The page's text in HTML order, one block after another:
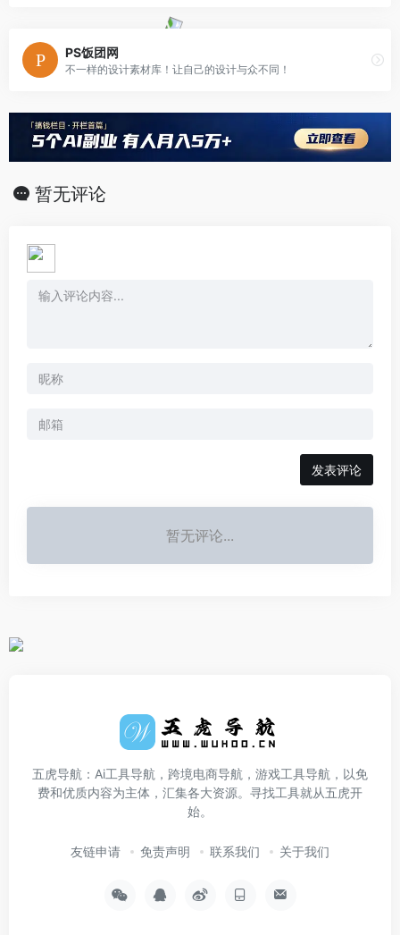
PS饭团网
不一样的设计素材库！让自己的设计与众不同！
暂无评论
发表评论
暂无评论...
五虎导航：Ai工具导航，跨境电商导航，游戏工具导航，以免
费和优质内容为主体，汇集各大资源。寻找工具就从五虎开
始。
友链申请 免责声明 联系我们 关于我们